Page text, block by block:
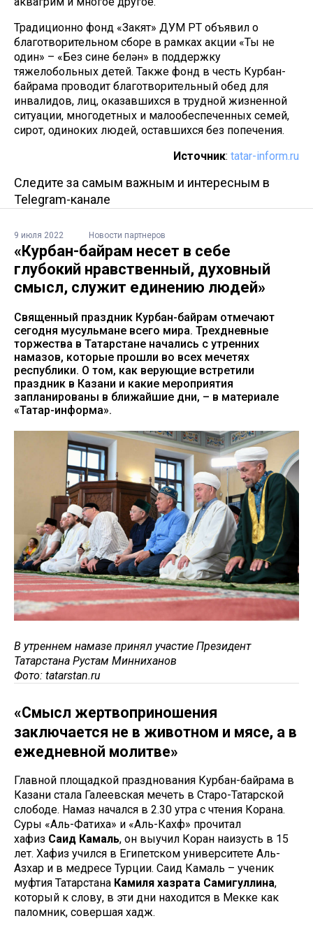
Традиционно фонд «Закят» ДУМ РТ объявил о
благотворительном сборе в рамках акции «Ты не
один» – «Без синең белән» в поддержку
тяжелобольных детей. Также фонд в честь Курбан-
байрама проводит благотворительный обед для
инвалидов, лиц, оказавшихся в трудной жизненной
ситуации, многодетных и малообеспеченных семей,
сирот, одиноких людей, оставшихся без попечения.
Источник: tatar-inform.ru
Следите за самым важным и интересным в
Telegram-канале
9 июля 2022 Новости партнеров
«Курбан-байрам несет в себе
глубокий нравственный, духовный
смысл, служит единению людей»
Священный праздник Курбан-байрам отмечают
сегодня мусульмане всего мира. Трехдневные
торжества в Татарстане начались с утренних
намазов, которые прошли во всех мечетях
республики. О том, как верующие встретили
праздник в Казани и какие мероприятия
запланированы в ближайшие дни, – в материале
«Татар-информа».
В утреннем намазе принял участие Президент
Татарстана Рустам Минниханов
Фото: tatarstan.ru
«Смысл жертвоприношения
заключается не в животном и мясе, а в
ежедневной молитве»
Главной площадкой празднования Курбан-байрама в
Казани стала Галеевская мечеть в Старо-Татарской
слободе. Намаз начался в 2.30 утра с чтения Корана.
Суры «Аль-Фатиха» и «Аль-Кахф» прочитал
хафиз Саид Камаль, он выучил Коран наизусть в 15
лет. Хафиз учился в Египетском университете Аль-
Азхар и в медресе Турции. Саид Камаль – ученик
муфтия Татарстана Камиля хазрата Самигуллина,
который к слову, в эти дни находится в Мекке как
паломник, совершая хадж.